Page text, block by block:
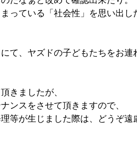
っている「社会性」を思い出し
て、ヤズドの子どもたちをお連
きましたが、
ンスをさせて頂きますので、
等が生じました際は、どうぞ遠